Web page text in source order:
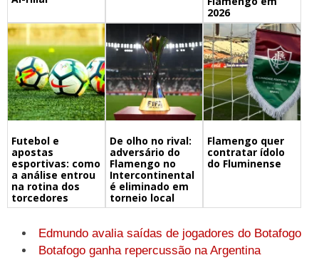
2026
Futebol e
apostas
esportivas: como
a análise entrou
na rotina dos
torcedores
De olho no rival:
adversário do
Flamengo no
Intercontinental
é eliminado em
torneio local
Flamengo quer
contratar ídolo
do Fluminense
Edmundo avalia saídas de jogadores do Botafogo
Botafogo ganha repercussão na Argentina